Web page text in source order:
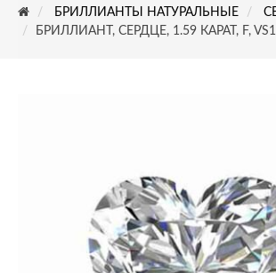
БРИЛЛИАНТЫ НАТУРАЛЬНЫЕ
БРИЛЛИАНТ, СЕРДЦЕ, 1.59 КАРАТ, F, VS1